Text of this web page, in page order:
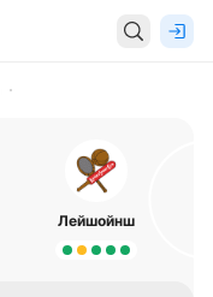
Лейшойнш